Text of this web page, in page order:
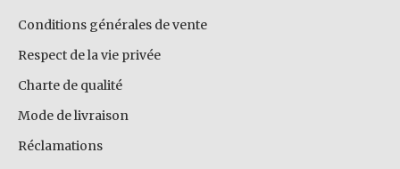
Conditions générales de vente
Respect de la vie privée
Charte de qualité
Mode de livraison
Réclamations